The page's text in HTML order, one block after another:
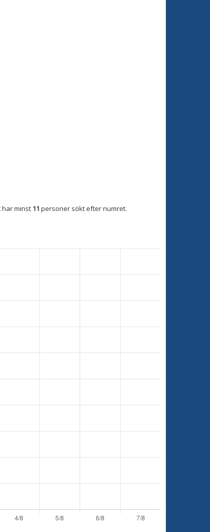
har minst 11 personer sökt efter numret.